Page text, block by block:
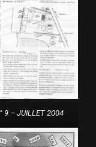
9 – JUILLET 2004